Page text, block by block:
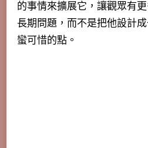
的事情來擴展它，讓觀眾有
長期問題，而不是把他設計
蠻可惜的點。